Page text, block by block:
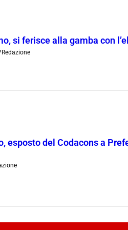
si ferisce alla gamba con
Redazione
esposto del Codacons a